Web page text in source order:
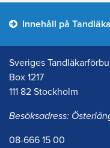
Innehåll på
Sveriges
Box 1217
111 82 Stockholm
Besöksadress:
08-666 15 00